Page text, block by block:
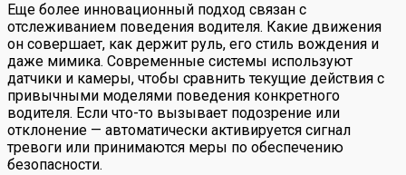
Еще более инновационный подход связан с
отслеживанием поведения водителя. Какие движения
он совершает, как держит руль, его стиль вождения и
даже мимика. Современные системы используют
датчики и камеры, чтобы сравнить текущие действия с
привычными моделями поведения конкретного
водителя. Если что-то вызывает подозрение или
отклонение — автоматически активируется сигнал
тревоги или принимаются меры по обеспечению
безопасности.